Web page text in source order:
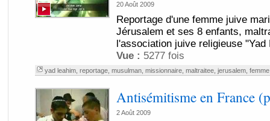
20 Août 2009
Reportage d'une femme juive
Jérusalem et ses 8 enfants,
l'association juive religieuse "Yad
Vue : 5277 fois
yad leahim, reportage, musulman, missionnaire, maltraitee, jerusalem, femme
Antisémitisme en France
2 Août 2009